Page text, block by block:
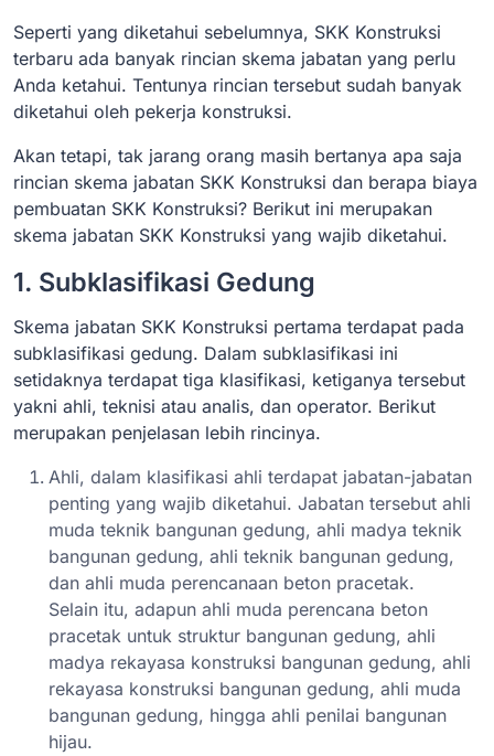
Seperti yang diketahui sebelumnya, SKK Konstruksi
terbaru ada banyak rincian skema jabatan yang perlu
Anda ketahui. Tentunya rincian tersebut sudah banyak
diketahui oleh pekerja konstruksi.
Akan tetapi, tak jarang orang masih bertanya apa saja
rincian skema jabatan SKK Konstruksi dan berapa biaya
pembuatan SKK Konstruksi? Berikut ini merupakan
skema jabatan SKK Konstruksi yang wajib diketahui.
1. Subklasifikasi Gedung
Skema jabatan SKK Konstruksi pertama terdapat pada
subklasifikasi gedung. Dalam subklasifikasi ini
setidaknya terdapat tiga klasifikasi, ketiganya tersebut
yakni ahli, teknisi atau analis, dan operator. Berikut
merupakan penjelasan lebih rincinya.
Ahli, dalam klasifikasi ahli terdapat jabatan-jabatan
penting yang wajib diketahui. Jabatan tersebut ahli
muda teknik bangunan gedung, ahli madya teknik
bangunan gedung, ahli teknik bangunan gedung,
dan ahli muda perencanaan beton pracetak.
Selain itu, adapun ahli muda perencana beton
pracetak untuk struktur bangunan gedung, ahli
madya rekayasa konstruksi bangunan gedung, ahli
rekayasa konstruksi bangunan gedung, ahli muda
bangunan gedung, hingga ahli penilai bangunan
hijau.